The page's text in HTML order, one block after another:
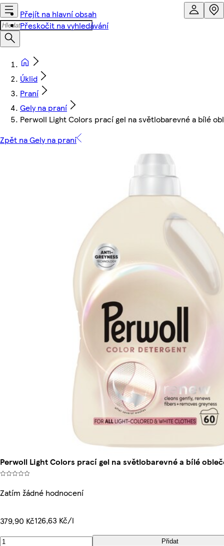
Přejít na hlavní obsah
Přeskočit na vyhledávání
Úklid
Praní
Gely na praní
Perwoll Light Colors prací gel na světlobarevné a bílé
Zpět na Gely na praní
Perwoll Light Colors prací gel na světlobarevné a bílé
Zatím žádné hodnocení
379,90 Kč126,63 Kč/l
Přidat